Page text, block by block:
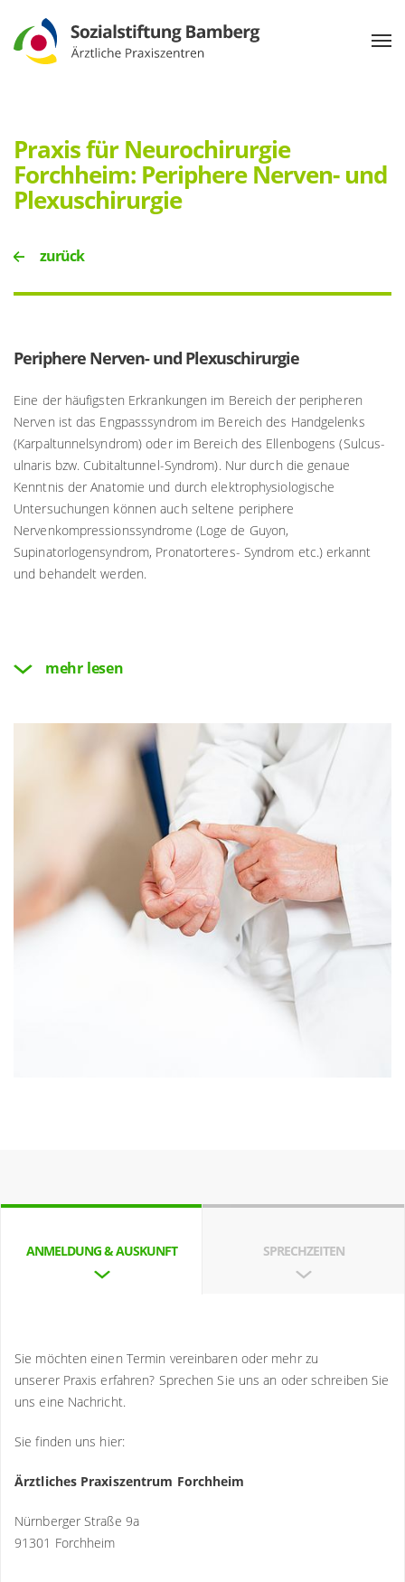
Praxis für Neurochirurgie
Forchheim: Periphere Nerven- und
Plexuschirurgie
zurück
Periphere Nerven- und Plexuschirurgie
Eine der häufigsten Erkrankungen im Bereich der peripheren
Nerven ist das Engpasssyndrom im Bereich des Handgelenks
(Karpaltunnelsyndrom) oder im Bereich des Ellenbogens (Sulcus-
ulnaris bzw. Cubitaltunnel-Syndrom). Nur durch die genaue
Kenntnis der Anatomie und durch elektrophysiologische
Untersuchungen können auch seltene periphere
Nervenkompressionssyndrome (Loge de Guyon,
Supinatorlogensyndrom, Pronatorteres- Syndrom etc.) erkannt
und behandelt werden.
mehr lesen
ANMELDUNG & AUSKUNFT SPRECHZEITEN
Sie möchten einen Termin vereinbaren oder mehr zu
unserer Praxis erfahren? Sprechen Sie uns an oder schreiben Sie
uns eine Nachricht.
Sie finden uns hier:
Ärztliches Praxiszentrum Forchheim
Nürnberger Straße 9a
91301 Forchheim